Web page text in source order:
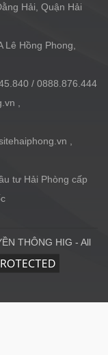
Hải, Quận Hải
Lê Hồng Phong,
/ 0888.876.444
,
tư Hải Phòng cấp
THÔNG HIG - All